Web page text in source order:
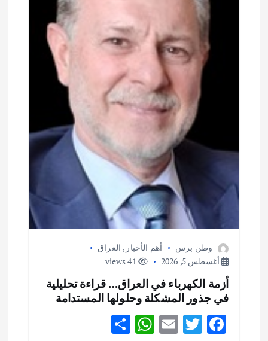
وطن برس أهم الأخبار , العراق
أغسطس 5, 2026
أزمة الكهرباء في العراق… قراءة تحليلية
في جذور المشكلة وحلولها المستدامة
F
T
E
W
S